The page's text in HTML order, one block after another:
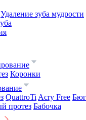
Удаление зуба мудрости
Коронки
QuattroTi Acry Free
протез Бабочка